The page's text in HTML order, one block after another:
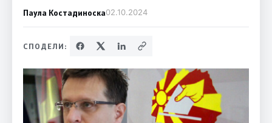
Паула Костадиноска02.10.2024
СПОДЕЛИ: